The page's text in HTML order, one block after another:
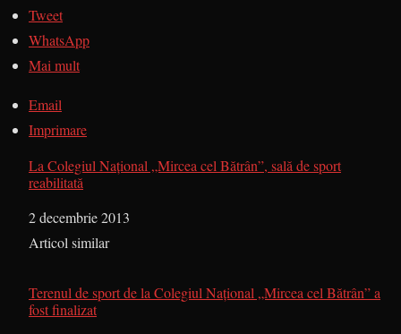
Tweet
WhatsApp
Mai mult
Email
Imprimare
La Colegiul Național „Mircea cel Bătrân”, sală de sport
reabilitată
Dată
2 decembrie 2013
În legătură cu
Articol similar
Terenul de sport de la Colegiul Naţional „Mircea cel Bătrân” a
fost finalizat